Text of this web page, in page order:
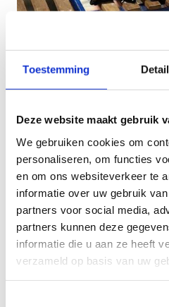
Toestemming
Deze website maakt gebruik
We gebruiken cookies om
personaliseren, om functies
en om ons websiteverkeer te
informatie over uw gebruik
partners voor social media,
partners kunnen deze
informatie die u aan ze heeft
verzameld op basis van uw
Ontdek de
Vlaanderen telt elf ijsbanen ,
verschillende rolpistes , een
grote jumps (open van de
eencurlingbaan
. Op die elf
uiteenlopende wintersporten
kunstschaatsen, shorttrack en
competitief. Door het aanbod
heel wat tickets weg te geven
sneeuwpistes laat Sport